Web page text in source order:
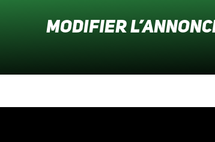
Modifier